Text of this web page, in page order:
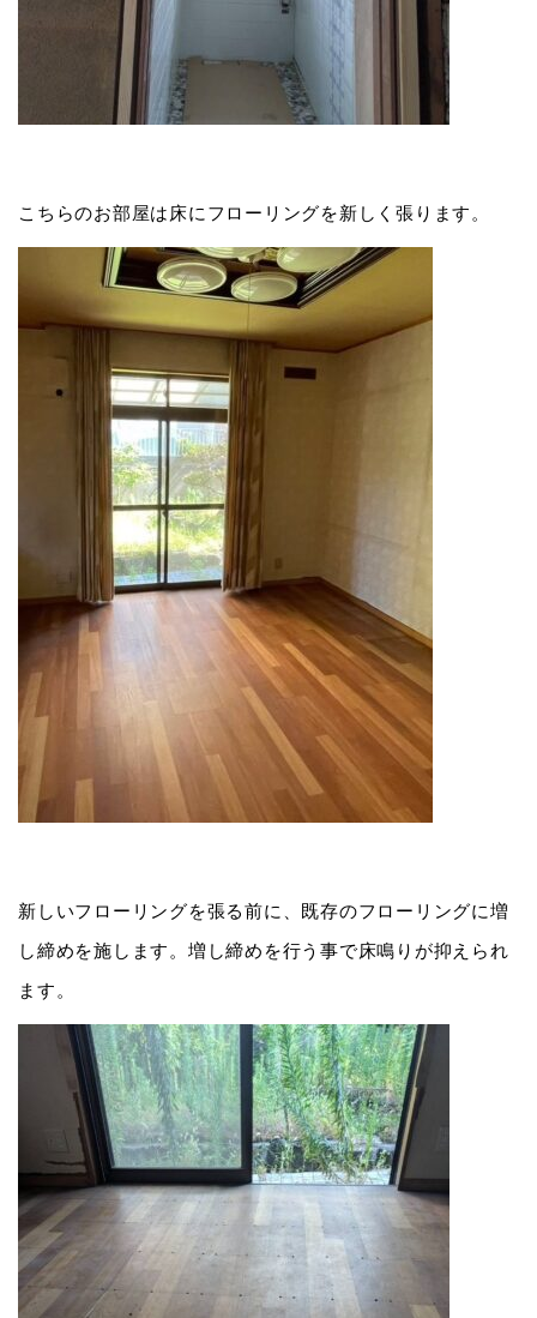
こちらのお部屋は床にフローリングを新しく張ります。
新しいフローリングを張る前に、既存のフローリングに増
し締めを施します。増し締めを行う事で床鳴りが抑えられ
ます。